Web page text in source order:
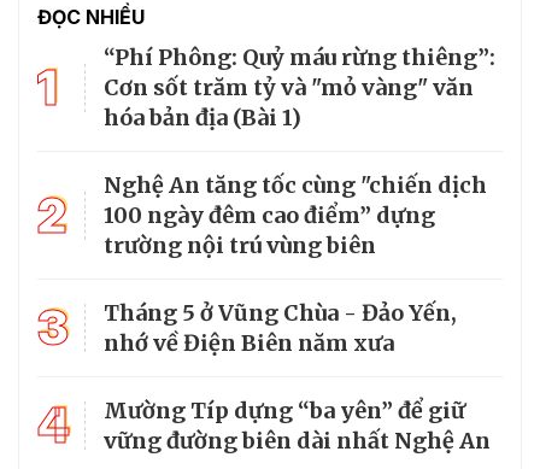
ĐỌC NHIỀU
1
“Phí Phông: Quỷ máu rừng thiêng”:
Cơn sốt trăm tỷ và "mỏ vàng" văn
hóa bản địa (Bài 1)
2
Nghệ An tăng tốc cùng "chiến dịch
100 ngày đêm cao điểm” dựng
trường nội trú vùng biên
3
Tháng 5 ở Vũng Chùa - Đảo Yến,
nhớ về Điện Biên năm xưa
4
Mường Típ dựng “ba yên” để giữ
vững đường biên dài nhất Nghệ An